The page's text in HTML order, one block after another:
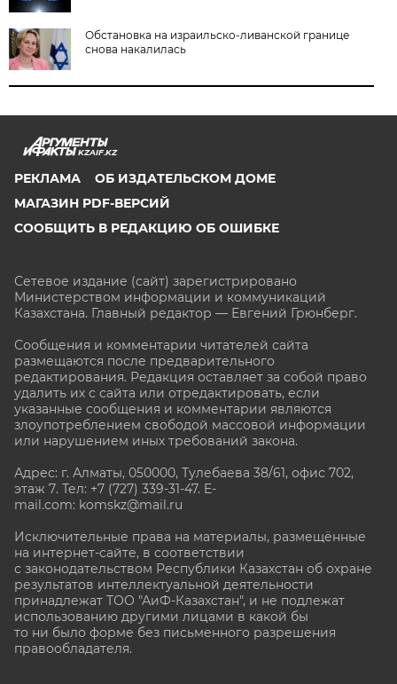
Обстановка на израильско-ливанской границе
снова накалилась
KZAIF.KZ
РЕКЛАМА
ОБ ИЗДАТЕЛЬСКОМ ДОМЕ
МАГАЗИН PDF-ВЕРСИЙ
СООБЩИТЬ В РЕДАКЦИЮ ОБ ОШИБКЕ
Сетевое издание (сайт) зарегистрировано
Министерством информации и коммуникаций
Казахстана. Главный редактор — Евгений Грюнберг.
Сообщения и комментарии читателей сайта
размещаются после предварительного
редактирования. Редакция оставляет за собой право
удалить их с сайта или отредактировать, если
указанные сообщения и комментарии являются
злоупотреблением свободой массовой информации
или нарушением иных требований закона.
Адрес: г. Алматы, 050000, Тулебаева 38/61, офис 702,
этаж 7. Тел: +7 (727) 339-31-47. E-
mail.com: komskz@mail.ru
Исключительные права на материалы, размещённые
на интернет-сайте, в соответствии
с законодательством Республики Казахстан об охране
результатов интеллектуальной деятельности
принадлежат ТОО "АиФ-Казахстан", и не подлежат
использованию другими лицами в какой бы
то ни было форме без письменного разрешения
правообладателя.